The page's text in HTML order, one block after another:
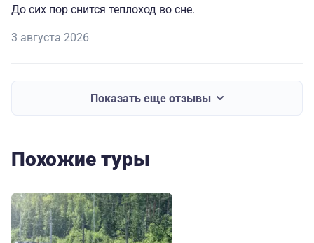
До сих пор снится теплоход во сне.
3 августа 2026
Показать еще отзывы
Похожие туры